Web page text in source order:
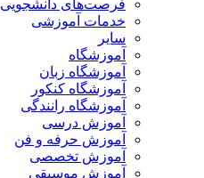
فرصت‌های دانشجویی
خدمات آموزشی
سایر
آموزشگاه
آموزشگاه زبان
آموزشگاه کنکور
آموزشگاه رانندگی
آموزش درسی
آموزش حرفه و فن
آموزش تخصصی
آموزش موسیقی